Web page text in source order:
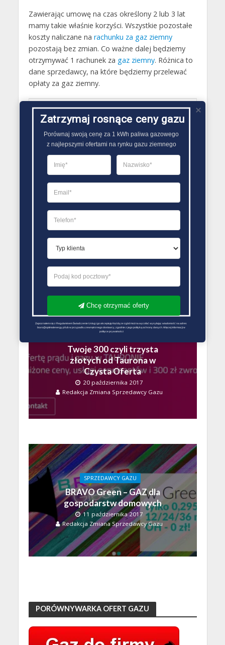
Zawierając umowę na czas określony 2 lub 3 lat
mamy takie właśnie korzyści. Wszystkie pozostałe
koszty naliczane na rachunku za gaz ziemny
pozostają bez zmian. Co ważne dalej będziemy
otrzymywać 1 rachunek za gaz ziemny. Różnica to
dane sprzedawcy, na które będziemy przelewać
opłaty za gaz ziemny.
Ocena użytkowników 3 (1
ocena)
SPRZEDAWCY GAZU
Czy opłaca się zmienić
dostawcę gazu?
19 lutego 2019
SPRZEDAWCY GAZU
Twoje 300 czyli trzysta
złotych od Taurona w
Czysta Oferta
20 października 2017
Redakcja Zmiana Sprzedawcy Gazu
SPRZEDAWCY GAZU
BRAVO Green – GAZ dla
gospodarstw domowych
11 października 2017
Redakcja Zmiana Sprzedawcy Gazu
PORÓWNYWARKA OFERT GAZU
Zatrzymaj rosnące ceny gazu
Porównaj swoją cenę za 1 kWh paliwa gazowego
z najlepszymi ofertami na rynku gazu ziemnego
Chcę otrzymać oferty
Zapoznałem się z Regulaminem Świadczenie Usług i go akceptuję Każdą ze zgód można wycofać wysyłając wiadomość na adres
biuro@optimalenergy.pl lub w przypadku zewnętrznego dostawcy, zgodnie z jego polityką ochrony danych. Więcej informacji w
polityce prywatności